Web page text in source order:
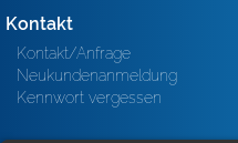
Kontakt
Kontakt/Anfrage
Neukundenanmeldung
Kennwort vergessen